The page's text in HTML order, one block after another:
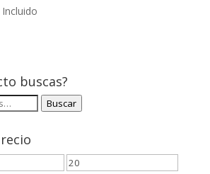
Incluido
buscas?
Buscar
Precio